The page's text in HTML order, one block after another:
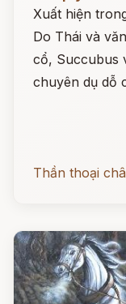
Xuất hiện
Do Thái và
cổ, Succubus
chuyên dụ dỗ
Thần thoại